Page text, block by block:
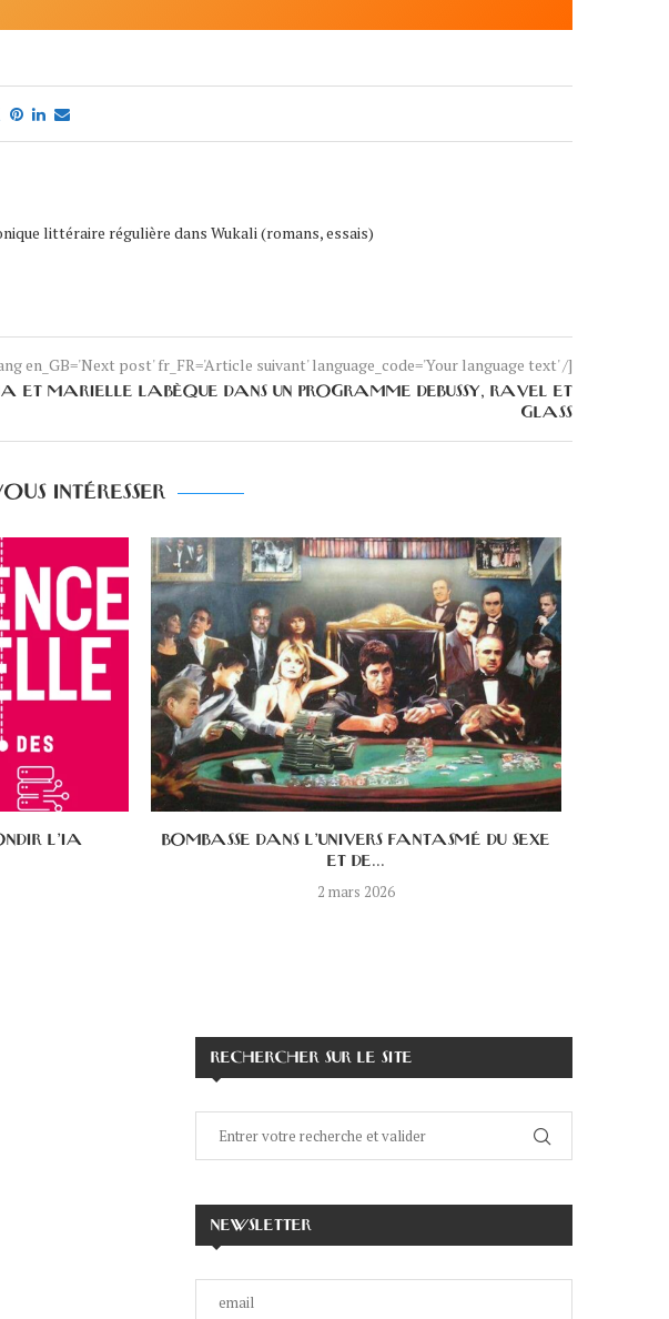
littéraire régulière dans Wukali (romans, essais)
en_GB='Next post' fr_FR='Article suivant' language_code='Your language text' /]
ET MARIELLE LABÈQUE DANS UN PROGRAMME DEBUSSY, RAVEL ET
GLASS
INTÉRESSER
L’IA
BOMBASSE DANS L’UNIVERS FANTASMÉ DU SEXE
ET DE...
2 mars 2026
RECHERCHER SUR LE SITE
NEWSLETTER